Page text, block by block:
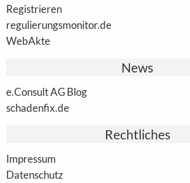
Registrieren
regulierungsmonitor.de
WebAkte
News
e.Consult AG Blog
schadenfix.de
Rechtliches
Impressum
Datenschutz